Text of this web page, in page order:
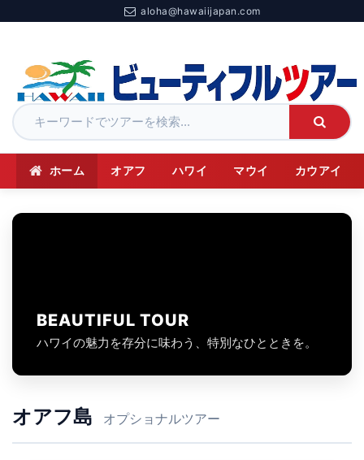
aloha@hawaiijapan.com
ホーム オアフ ハワイ マウイ カウアイ
BEAUTIFUL TOUR
ハワイの魅力を存分に味わう、特別なひとときを。
オアフ島 オプショナルツアー